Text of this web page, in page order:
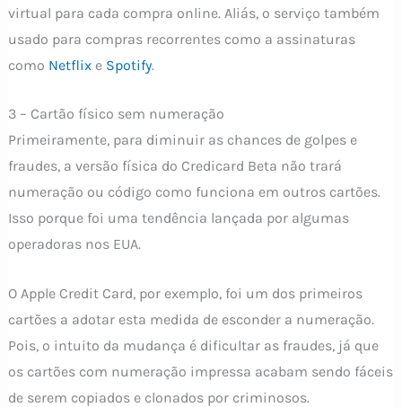
virtual para cada compra online. Aliás, o serviço também
usado para compras recorrentes como a assinaturas
como Netflixe Spotify.
3 – Cartão físico sem numeração
Primeiramente, para diminuir as chances de golpes e
fraudes, a versão física do Credicard Beta não trará
numeração ou código como funciona em outros cartões.
Isso porque foi uma tendência lançada por algumas
operadoras nos EUA.
O Apple Credit Card, por exemplo, foi um dos primeiros
cartões a adotar esta medida de esconder a numeração.
Pois, o intuito da mudança é dificultar as fraudes, já que
os cartões com numeração impressa acabam sendo fáceis
de serem copiados e clonados por criminosos.